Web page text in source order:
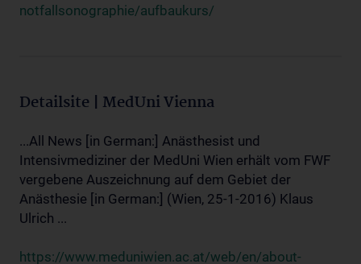
notfallsonographie/aufbaukurs/
Detailsite | MedUni Vienna
...All News [in German:] Anästhesist und
Intensivmediziner der MedUni Wien erhält vom FWF
vergebene Auszeichnung auf dem Gebiet der
Anästhesie [in German:] (Wien, 25-1-2016) Klaus
Ulrich ...
https://www.meduniwien.ac.at/web/en/about-